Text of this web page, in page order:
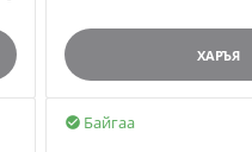
ХАРЪЯ
Байгаа
